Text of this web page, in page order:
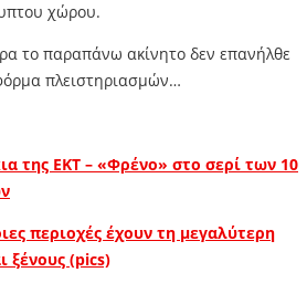
χώρου.
το παραπάνω ακίνητο δεν επανήλθε
πλειστηριασμών…
της ΕΚΤ – «Φρένο» στο σερί των 10
περιοχές έχουν τη μεγαλύτερη
ξένους (pics)